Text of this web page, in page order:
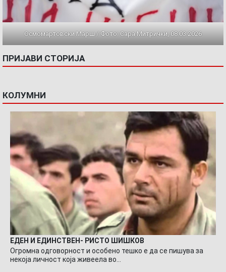
Осмомартовски Марш / Фото: Сара Митрички, 08.03.2026
ПРИЈАВИ СТОРИЈА
КОЛУМНИ
ЕДЕН И ЕДИНСТВЕН- РИСТО ШИШКОВ
Огромна одговорност и особено тешко е да се пишува за
некоја личност која живеела во…